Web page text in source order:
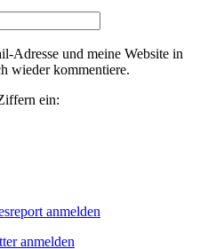
Adresse und meine Website in
wieder kommentiere.
ein: